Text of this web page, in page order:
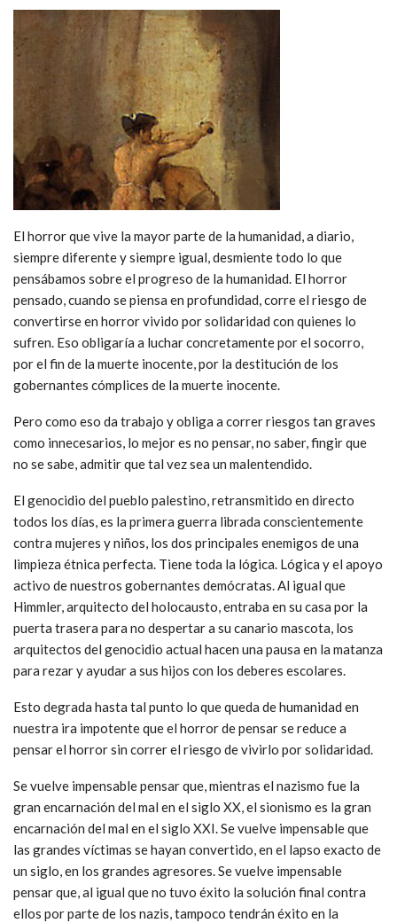
El horror que vive la mayor parte de la humanidad, a diario,
siempre diferente y siempre igual, desmiente todo lo que
pensábamos sobre el progreso de la humanidad. El horror
pensado, cuando se piensa en profundidad, corre el riesgo de
convertirse en horror vivido por solidaridad con quienes lo
sufren. Eso obligaría a luchar concretamente por el socorro,
por el fin de la muerte inocente, por la destitución de los
gobernantes cómplices de la muerte inocente.
Pero como eso da trabajo y obliga a correr riesgos tan graves
como innecesarios, lo mejor es no pensar, no saber, fingir que
no se sabe, admitir que tal vez sea un malentendido.
El genocidio del pueblo palestino, retransmitido en directo
todos los días, es la primera guerra librada conscientemente
contra mujeres y niños, los dos principales enemigos de una
limpieza étnica perfecta. Tiene toda la lógica. Lógica y el apoyo
activo de nuestros gobernantes demócratas. Al igual que
Himmler, arquitecto del holocausto, entraba en su casa por la
puerta trasera para no despertar a su canario mascota, los
arquitectos del genocidio actual hacen una pausa en la matanza
para rezar y ayudar a sus hijos con los deberes escolares.
Esto degrada hasta tal punto lo que queda de humanidad en
nuestra ira impotente que el horror de pensar se reduce a
pensar el horror sin correr el riesgo de vivirlo por solidaridad.
Se vuelve impensable pensar que, mientras el nazismo fue la
gran encarnación del mal en el siglo XX, el sionismo es la gran
encarnación del mal en el siglo XXI. Se vuelve impensable que
las grandes víctimas se hayan convertido, en el lapso exacto de
un siglo, en los grandes agresores. Se vuelve impensable
pensar que, al igual que no tuvo éxito la solución final contra
ellos por parte de los nazis, tampoco tendrán éxito en la